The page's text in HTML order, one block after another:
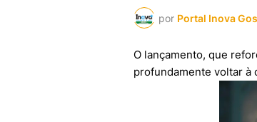
por Portal Inova
O lançamento, que
profundamente voltar à